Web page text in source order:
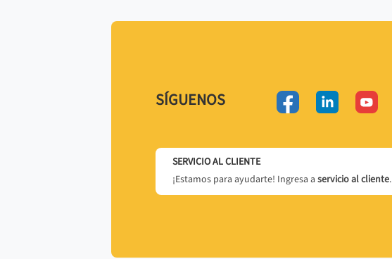
SÍGUENOS
SERVICIO AL CLIENTE
¡Estamos para ayudarte! Ingresa a servicio al cliente.